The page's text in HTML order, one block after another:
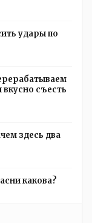
удары по
съесть
здесь два
какова?